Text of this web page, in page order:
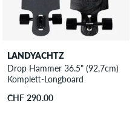
LANDYACHTZ
Drop Hammer 36.5" (92,7cm)
Komplett-Longboard
CHF 290.00